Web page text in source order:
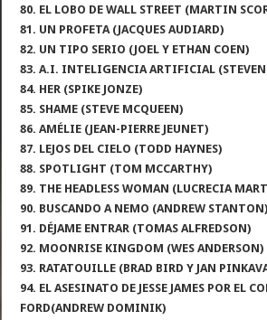
80. EL LOBO DE WALL STREET (MARTIN
81. UN PROFETA (JACQUES AUDIARD)
82. UN TIPO SERIO (JOEL Y ETHAN COEN)
83. A.I. INTELIGENCIA ARTIFICIAL (STEVEN
84. HER (SPIKE JONZE)
85. SHAME (STEVE MCQUEEN)
86. AMÉLIE (JEAN-PIERRE JEUNET)
87. LEJOS DEL CIELO (TODD HAYNES)
88. SPOTLIGHT (TOM MCCARTHY)
89. THE HEADLESS WOMAN (LUCRECIA
90. BUSCANDO A NEMO (ANDREW STANTON)
91. DÉJAME ENTRAR (TOMAS ALFREDSON)
92. MOONRISE KINGDOM (WES ANDERSON)
93. RATATOUILLE (BRAD BIRD Y JAN
94. EL ASESINATO DE JESSE JAMES POR EL
FORD(ANDREW DOMINIK)